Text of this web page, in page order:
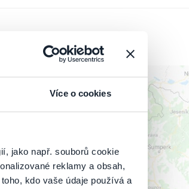
Více o cookies
jako např. souborů cookie
reklamy a obsah,
kdo vaše údaje používá a
MAPU